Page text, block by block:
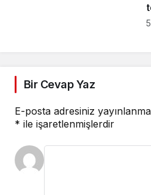
Bir Cevap Yaz
E-posta adresiniz
* ile işaretlenmişlerdir